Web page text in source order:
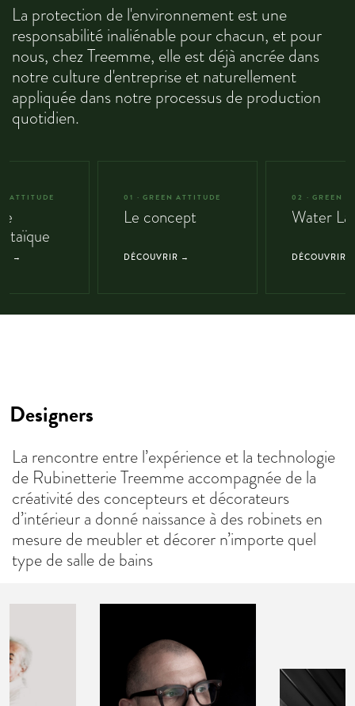
La protection de l'environnement est une
responsabilité inaliénable pour chacun, et pour
nous, chez Treemme, elle est déjà ancrée dans
notre culture d'entreprise et naturellement
appliquée dans notre processus de production
quotidien.
ATTITUDE
→
01 · GREEN ATTITUDE
Le concept
DÉCOUVRIR →
02 · GREEN
Water
DÉCOUVRIR
Designers
La rencontre entre l’expérience et la technologie
de Rubinetterie Treemme accompagnée de la
créativité des concepteurs et décorateurs
d’intérieur a donné naissance à des robinets en
mesure de meubler et décorer n’importe quel
type de salle de bains